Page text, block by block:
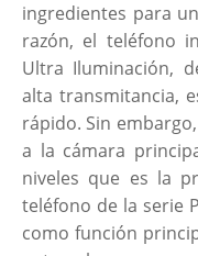
ingredientes para
razón, el teléfono
Ultra Iluminación,
alta transmitancia,
rápido. Sin
a la cámara
niveles que es la
teléfono de la serie
como función